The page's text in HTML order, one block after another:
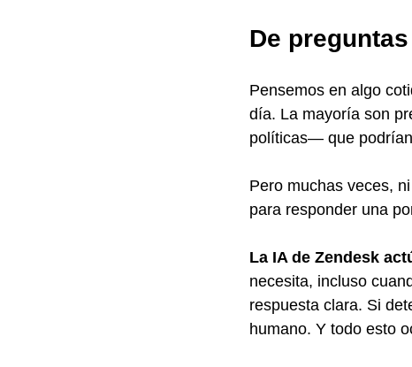
De
Pensemos en algo
día. La mayoría son
políticas— que
Pero muchas veces,
para responder una
La IA de Zendesk
necesita, incluso
respuesta clara. Si
humano. Y todo esto